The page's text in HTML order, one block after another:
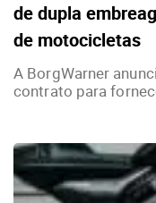
de dupla
de motocicletas
A BorgWarner
contrato para